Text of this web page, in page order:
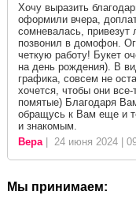
Хочу выразить
оформили вчера,
сомневалась, привезут
позвонил в домофон.
четкую работу! Букет
на день рождения). В
графика, совсем не
хочется, чтобы они
помятые) Благодаря
обращусь к Вам еще и
и знакомым.
Вера| 24 июня 2024 |
Мы принимаем: